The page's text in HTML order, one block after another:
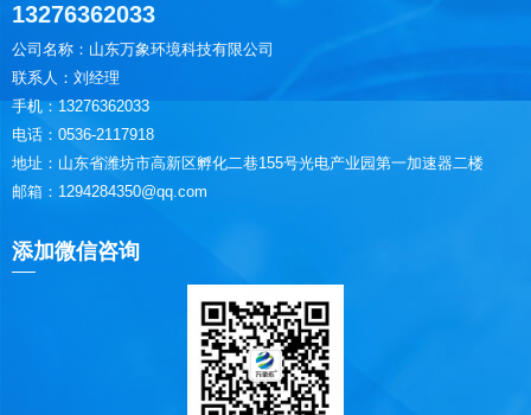
13276362033
公司名称：山东万象环境科技有限公司
联系人：刘经理
手机：13276362033
电话：0536-2117918
地址：山东省潍坊市高新区孵化二巷155号光电产业园第一加速器二楼
邮箱：1294284350@qq.com
添加微信咨询